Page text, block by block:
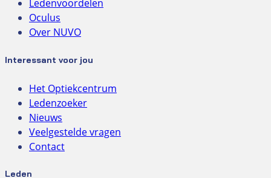
Ledenvoordelen
Oculus
Over NUVO
Interessant voor jou
Het Optiekcentrum
Ledenzoeker
Nieuws
Veelgestelde vragen
Contact
Leden